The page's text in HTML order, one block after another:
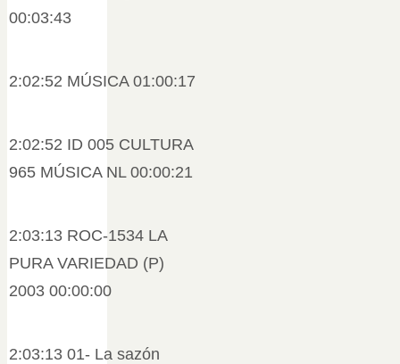
00:03:43
2:02:52 MÚSICA 01:00:17
2:02:52 ID 005 CULTURA
965 MÚSICA NL 00:00:21
2:03:13 ROC-1534 LA
PURA VARIEDAD (P)
2003 00:00:00
2:03:13 01- La sazón